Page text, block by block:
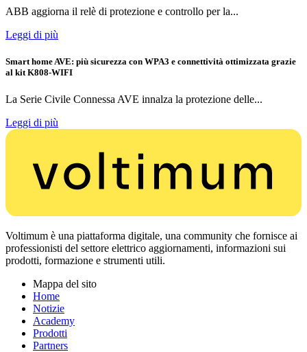
ABB aggiorna il relè di protezione e controllo per la...
Leggi di più
Smart home AVE: più sicurezza con WPA3 e connettività ottimizzata grazie
al kit K808-WIFI
La Serie Civile Connessa AVE innalza la protezione delle...
Leggi di più
Voltimum è una piattaforma digitale, una community che fornisce ai
professionisti del settore elettrico aggiornamenti, informazioni sui
prodotti, formazione e strumenti utili.
Mappa del sito
Home
Notizie
Academy
Prodotti
Partners